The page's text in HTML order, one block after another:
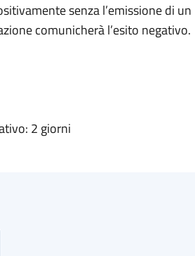
senza l’emissione di un
comunicherà l’esito negativo.
2 giorni